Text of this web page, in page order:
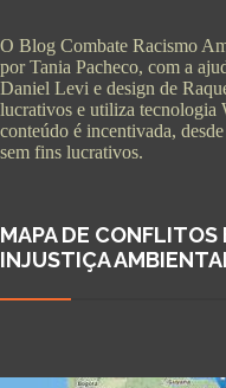
O Blog Combate Racismo
por Tania Pacheco, com a
Daniel Levi e design de
lucrativos e utiliza tecnologia
conteúdo é incentivada,
sem fins lucrativos.
MAPA DE CONFLITOS
INJUSTIÇA